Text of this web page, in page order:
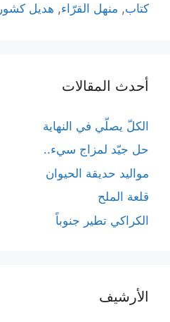
كتاب, منهل القرّاء, هديل كشور
أحدث المقالات
الكلّ يصلّي في النهاية
حل جيّد لمزاج سيء..
مواليد حديقة الحيوان
قلعة الملح
الكراكي تطير جنوباً
الأرشيف